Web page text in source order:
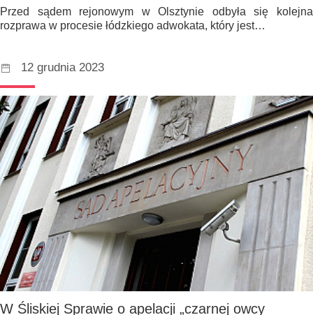
Przed sądem rejonowym w Olsztynie odbyła się kolejna
rozprawa w procesie łódzkiego adwokata, który jest…
12 grudnia 2023
W Śliskiej Sprawie o apelacji „czarnej owcy